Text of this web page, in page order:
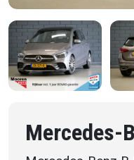
Mercedes-